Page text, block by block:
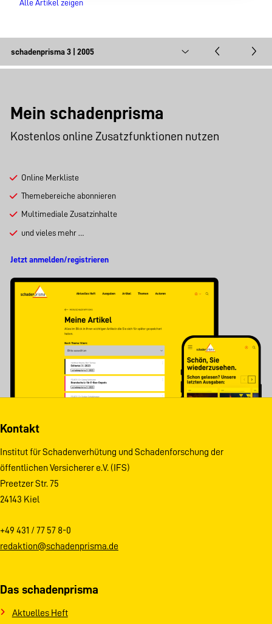
Alle Artikel zeigen
Mein schadenprisma
Kostenlos online Zusatzfunktionen nutzen
Online Merkliste
Themebereiche abonnieren
Multimediale Zusatzinhalte
und vieles mehr …
Jetzt anmelden/registrieren
Kontakt
Institut für Schadenverhütung und Schadenforschung der
öffentlichen Versicherer e.V. (IFS)
Preetzer Str. 75
24143 Kiel
+49 431 / 77 57 8-0
redaktion@schadenprisma.de
Das schadenprisma
Aktuelles Heft